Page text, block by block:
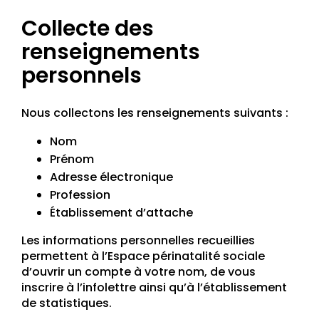
Collecte des
renseignements
personnels
Nous collectons les renseignements suivants :
Nom
Prénom
Adresse électronique
Profession
Établissement d’attache
Les informations personnelles recueillies
permettent à l’Espace périnatalité sociale
d’ouvrir un compte à votre nom, de vous
inscrire à l’infolettre ainsi qu’à l’établissement
de statistiques.